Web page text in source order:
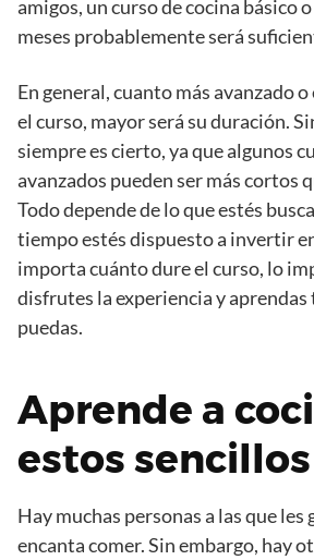
amigos, un curso de cocina básico
meses probablemente será
En general, cuanto más avanzado
el curso, mayor será su duración.
siempre es cierto, ya que algunos
avanzados pueden ser más cortos
Todo depende de lo que estés
tiempo estés dispuesto a invertir
importa cuánto dure el curso, lo
disfrutes la experiencia y aprendas
puedas.
Aprende a
estos
Hay muchas personas a las que les
encanta comer. Sin embargo, hay